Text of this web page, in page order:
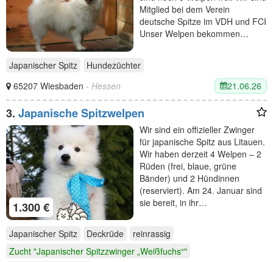
Mitglied bei dem Verein
deutsche Spitze im VDH und FCI
Unser Welpen bekommen…
Japanischer Spitz
Hundezüchter
65207 Wiesbaden - Hessen 21.06.26
3. Japanische Spitzwelpen
1.300 €
Wir sind ein offizieller Zwinger
für japanische Spitz aus Litauen.
Wir haben derzeit 4 Welpen – 2
Rüden (frei, blaue, grüne
Bänder) und 2 Hündinnen
(reserviert). Am 24. Januar sind
sie bereit, in ihr…
Japanischer Spitz Deckrüde
reinrassig
Zucht "Japanischer Spitzzwinger „Weißfuchs“"